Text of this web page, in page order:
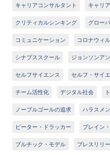
キャリアコンサルタント キャリ
クリティカルシンキング グロー
コミュニケーション コロナウィ
シナプススクール ジョンソンア
セルフサイエンス セルフ・サイ
チーム活性化 デジタル社会
ノーブルゴールの追求 ハラスメ
ピーター・ドラッカー ブレイン
プルチック・モデル プレスリリ